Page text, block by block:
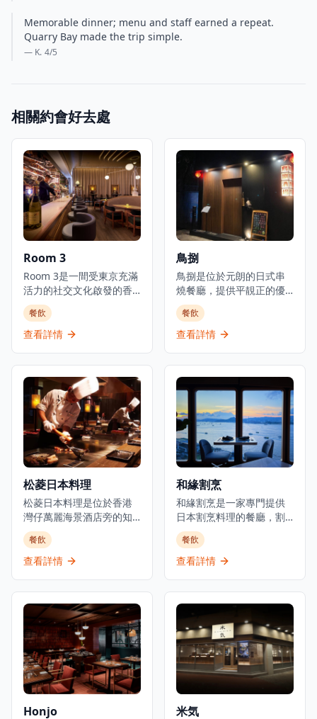
Memorable dinner; menu and staff earned a repeat.
Quarry Bay made the trip simple.
— K. 4/5
相關約會好去處
Room 3
Room 3是一間受東京充滿
活力的社交文化啟發的香
港都市美食酒吧，提供日
式小食以及豐富的葡萄
酒、威士忌、優質清酒和
花板，營造出優雅的用餐
和飲酒氛圍。以日式融合
料理聞名，Room 3提供晚
餐服務，專注於燒烤類食
品和酒吧美食，是本地人
和遊客的熱門目的地。這
家establishment既是餐廳
地帶提供精緻的都市用餐
體驗。
餐飲
查看詳情
鳥捌
鳥捌是位於元朗的日式串
燒餐廳，提供平靚正的優
質日本料理，是體驗正宗
日式美食的理想選擇。餐
廳主打新鮮刺身、炭火串
都展現最佳的風味和品
質。位於元朗舊木綿校服
位置，這間餐廳提供正宗
的日式用餐體驗，晚市主
打刺身、串燒等，亦有廚
師發辦，全部都用了時令
魚料及食材。餐廳環境溫
與朋友共聚，享受傳統日
式料理的魅力。餐廳以在
元朗區提供高性價比的日
本料理而聞名，無論是想
要品嚐新鮮刺身還是享受
炭火串燒的獨特風味，鳥
餐飲
查看詳情
松菱日本料理
松菱日本料理是位於香港
灣仔萬麗海景酒店旁的知
名餐廳，是體驗正宗日式
鐵板燒的頂級選擇。餐廳
以精緻的傳統日本料理和
燒宴席已有超過35年的歷
史，深受本地食客和遊客
喜愛。位於灣仔會議展覽
中心旁，松菱提供壽司吧
和鐵板燒用餐體驗，讓客
人可以近距離觀看廚師精
湛的烹飪技藝。餐廳環境
侶約會或慶祝特殊場合。
餐飲
查看詳情
和緣割烹
和緣割烹是一家專門提供
日本割烹料理的餐廳，割
烹是日本最精緻和最悠久
的烹飪傳統之一。餐廳使
用優質的日本食材，隨著
驗。餐廳位於上環新建的
干諾中心29樓，可從私密
的用餐環境中欣賞維多利
亞港的壯麗景色。開放式
廚房讓廚師能與食客互
動，提供正宗的日本割烹
體驗。割烹料理強調食材
會根據當日最新鮮的食材
餐飲
查看詳情
Honjo 米気